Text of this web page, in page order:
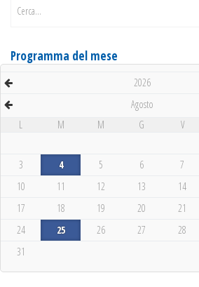
Cerca...
Programma del mese
2026
Agosto
L
M M G V
3
4 5 6 7
10
11 12 13 14
17
18 19 20 21
24
25 26 27 28
31